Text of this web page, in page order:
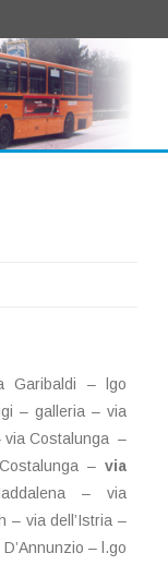
Garibaldi – lgo
– galleria – via
via Costalunga –
– via
– via
– via dell’Istria –
– l.go